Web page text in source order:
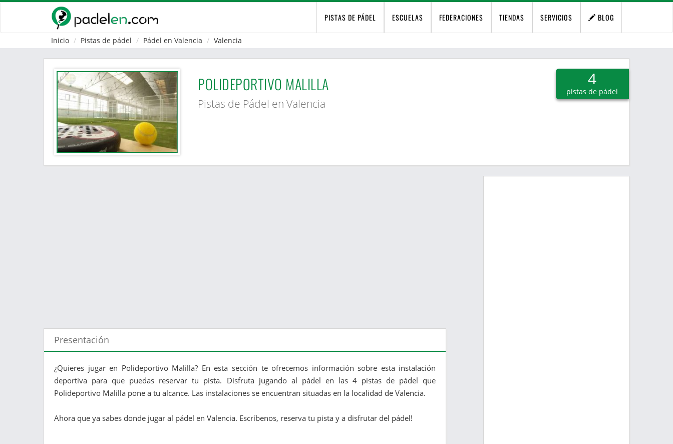
PISTAS DE PÁDEL ESCUELAS FEDERACIONES TIENDAS SERVICIOS BLOG
Inicio Pistas de pádel Pádel en Valencia Valencia
POLIDEPORTIVO MALILLA
Pistas de Pádel en Valencia
4
pistas de pádel
Presentación
¿Quieres jugar en Polideportivo Malilla? En esta sección te ofrecemos información sobre esta instalación
deportiva para que puedas reservar tu pista. Disfruta jugando al pádel en las 4 pistas de pádel que
Polideportivo Malilla pone a tu alcance. Las instalaciones se encuentran situadas en la localidad de Valencia.
Ahora que ya sabes donde jugar al pádel en Valencia. Escríbenos, reserva tu pista y a disfrutar del pádel!